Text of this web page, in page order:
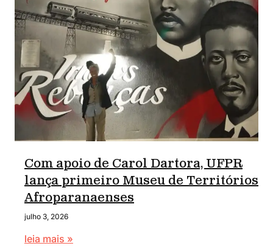
Com apoio de Carol Dartora, UFPR
lança primeiro Museu de Territórios
Afroparanaenses
julho 3, 2026
leia mais »